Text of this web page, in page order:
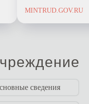
MINTRUD.GOV.RU
сведения